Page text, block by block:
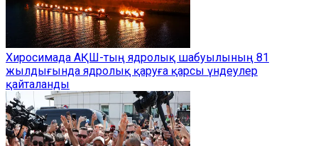
Хиросимада АҚШ-тың ядролық шабуылының 81
жылдығында ядролық қаруға қарсы үндеулер
қайталанды